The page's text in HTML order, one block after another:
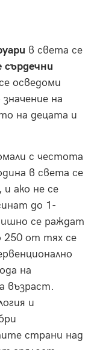
в света се
осведоми
на
на децата и
с честота
в света се
ако не се
до 1-
се раждат
250 от тях се
на
възраст.
и
страни над